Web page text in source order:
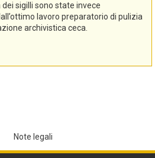
sigilli sono state invece
lavoro preparatorio di pulizia
archivistica ceca.
Note legali